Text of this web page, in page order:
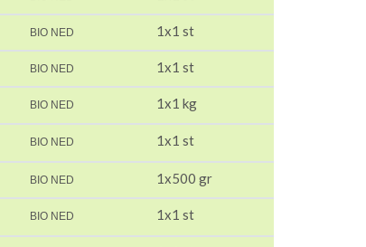
BIO NED 1x1 st
BIO NED 1x1 st
BIO NED 1x1 kg
BIO NED 1x1 st
BIO NED 1x500 gr
BIO NED 1x1 st